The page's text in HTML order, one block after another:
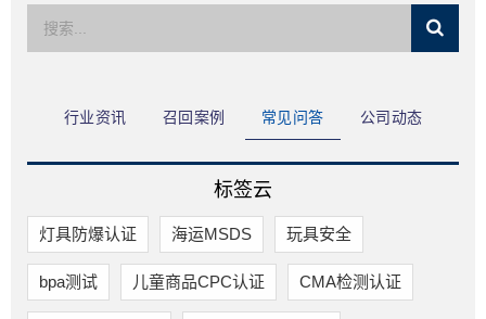
限公司
行业资讯 召回案例 常见问答 公司动态
标签云
灯具防爆认证 海运MSDS 玩具安全
bpa测试 儿童商品CPC认证 CMA检测认证